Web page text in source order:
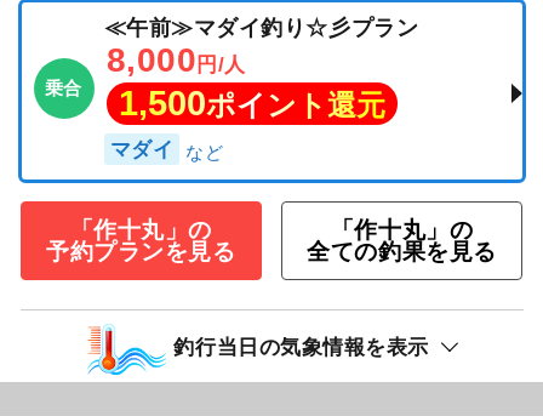
乗合
≪午前≫マダイ釣り☆彡プラン
8,000 円/人
1,500ポイント還元
マダイ
「作十丸」の
予約プランを見る
「作十丸」の
全ての釣果を見る
釣行当日の気象情報を表示